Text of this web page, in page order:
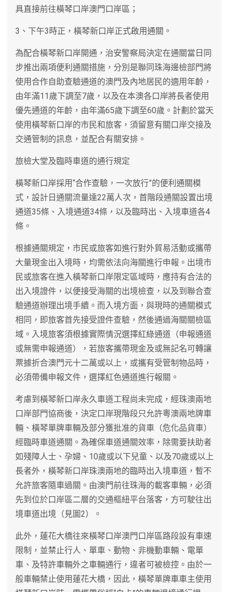
具直接前往橫琴口岸澳門口岸區；
3、下午3時正，橫琴新口岸正式啟用通關。
為配合橫琴新口岸開通，治安警察局決定在通關當日同
步推出兩項便利通關措施，分別是聯同珠海邊檢部門將
使用合作自助查驗通道的澳門及內地居民的適用年齡，
由年滿11歲下調至7歲，以及在本澳各口岸將長者使用
優先通道的年齡，由年滿65歲下調至60歲。計劃於當天
使用橫琴新口岸的市民和旅客，須留意有關口岸交接及
交通管制的訊息，並配合有關安排。
旅檢大堂及臨時車道的通行規定
橫琴新口岸採用“合作查驗，一次放行”的便利通關模
式，設計日通關流量達22萬人次，首階段通關設置出境
通道35條、入境通道34條，以及臨時出、入境車道各4
條。
根據通關規定，市民或旅客如進行對外貿易活動或攜帶
大量現金出入境時，均需依法向海關進行申報。出境市
民或旅客在進入橫琴新口岸限定區域時，應持有合法的
出入境證件，以便接受海關的出境檢查，以及到聯合查
驗通道辦理出境手續。而入境方面，與現時的通關模式
相同，即旅客首先接受證件查驗，然後通過海關關檢區
域。入境旅客須根據實際情況選擇紅綠通道（申報通道
或無需申報通道），若旅客攜帶現金及或無記名可轉讓
票據折合澳門元十二萬或以上，或攜有受管制物品時，
必須帶備申報文件，選擇紅色通道進行報關。
考慮到橫琴新口岸永久車道工程尚未完成，經珠澳兩地
口岸部門協商後，決定口岸現階段只允許粵澳兩地牌車
輛、橫琴單牌車輛及部分獲批准的貨車（危化品貨車）
經臨時車道通關。為確保車道通關效率，除需要扶助者
如殘障人士、孕婦、10歲或以下兒童、以及70歲或以上
長者外，橫琴新口岸珠澳兩地的臨時出入境車道，暫不
允許旅客隨車過關。由澳門前往珠海的載客車輛，必須
先到位於口岸區二層的交通樞紐平台落客，方可駛往出
境車道出境（見圖2）。
此外，蓮花大橋往來橫琴口岸澳門口岸區路段設有車速
限制，並禁止行人、單車、動物、非機動車輛、電單
車、及特許車輛外之車輛通行，違者可被檢控。由於一
般車輛禁止使用蓮花大橋，因此，橫琴單牌車車主使用